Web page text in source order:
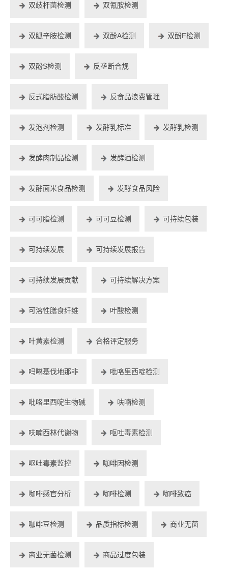
双歧杆菌检测 双氰胺检测
双胍辛胺检测 双酚A检测 双酚F检测
双酚S检测 反垄断合规
反式脂肪酸检测 反食品浪费管理
发泡剂检测 发酵乳标准 发酵乳检测
发酵肉制品检测 发酵酒检测
发酵面米食品检测 发酵食品风险
可可脂检测 可可豆检测 可持续包装
可持续发展 可持续发展报告
可持续发展贡献 可持续解决方案
可溶性膳食纤维 叶酸检测
叶黄素检测 合格评定服务
吗啉基伐地那非 吡咯里西啶检测
吡咯里西啶生物碱 呋喃检测
呋喃西林代谢物 呕吐毒素检测
呕吐毒素监控 咖啡因检测
咖啡感官分析 咖啡检测 咖啡致癌
咖啡豆检测 品质指标检测 商业无菌
商业无菌检测 商品过度包装